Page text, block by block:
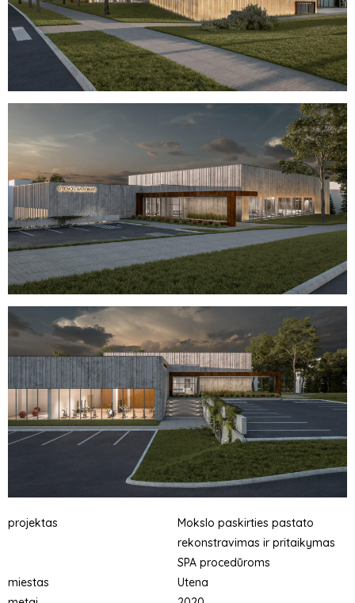
projektas
Mokslo paskirties pastato
rekonstravimas ir pritaikymas
SPA procedūroms
miestas
Utena